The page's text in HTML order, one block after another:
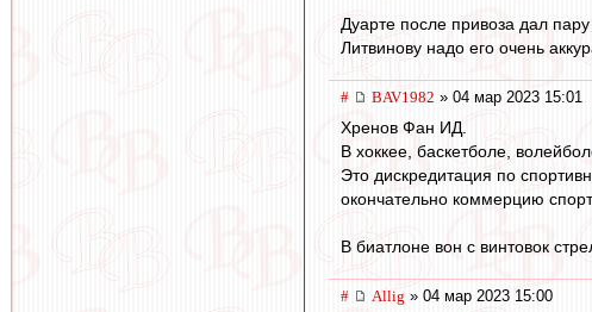
Дуарте после привоза дал
Литвинову надо его очень
# BAV1982 » 04 мар 2023 15:01
Хренов Фан ИД.
В хоккее, баскетболе,
Это дискредитация по
окончательно коммерцию
В биатлоне вон с винтовок
# Allig » 04 мар 2023 15:00